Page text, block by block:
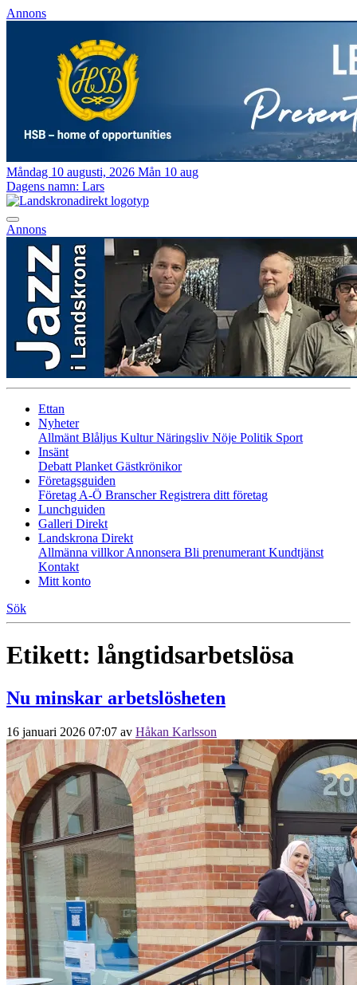
Annons
Måndag 10 augusti, 2026 Mån 10 aug
Dagens namn: Lars
Annons
Ettan
Nyheter
Allmänt Blåljus KulturNäringsliv Nöje Politik Sport
Insänt
Debatt Planket Gästkrönikor
Företagsguiden
Företag A-Ö BranscherRegistrera ditt företag
Lunchguiden
Galleri Direkt
Landskrona Direkt
Allmänna villkorAnnonsera Bli prenumerant Kundtjänst
Kontakt
Mitt konto
Sök
Etikett: långtidsarbetslösa
Nu minskar arbetslösheten
16 januari 2026 07:07 av Håkan Karlsson